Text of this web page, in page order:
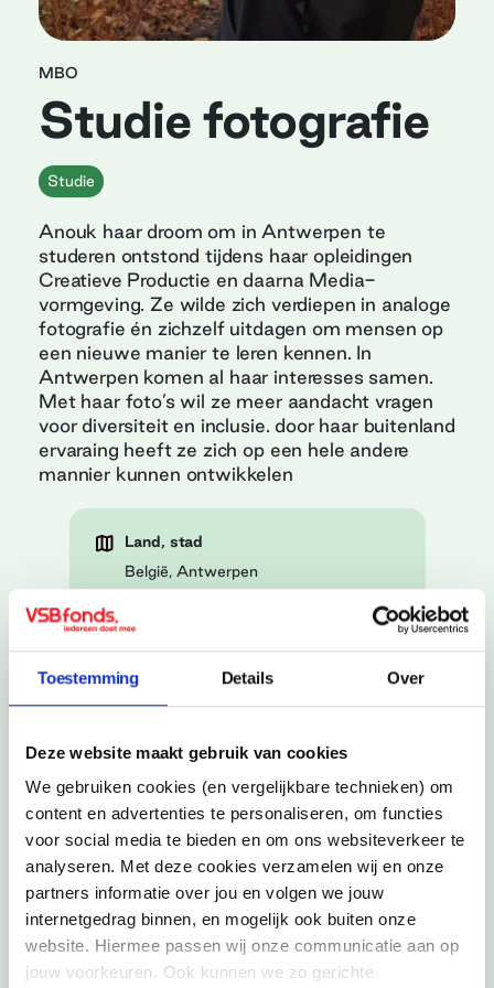
Toestemming Details Over
Deze website maakt gebruik van cookies
We gebruiken cookies (en vergelijkbare technieken) om
content en advertenties te personaliseren, om functies
voor social media te bieden en om ons websiteverkeer te
analyseren. Met deze cookies verzamelen wij en onze
partners informatie over jou en volgen we jouw
internetgedrag binnen, en mogelijk ook buiten onze
website. Hiermee passen wij onze communicatie aan op
jouw voorkeuren. Ook kunnen we zo gerichte
MBO
Studie fotografie
Studie
Anouk haar droom om in Antwerpen te
studeren ontstond tijdens haar opleidingen
Creatieve Productie en daarna Media-
vormgeving. Ze wilde zich verdiepen in analoge
fotografie én zichzelf uitdagen om mensen op
een nieuwe manier te leren kennen. In
Antwerpen komen al haar interesses samen.
Met haar foto’s wil ze meer aandacht vragen
voor diversiteit en inclusie. door haar buitenland
ervaraing heeft ze zich op een hele andere
mannier kunnen ontwikkelen
Land, stad
België, Antwerpen
Studie fotografie
Jaar
2024
Om deze video te bekijken dien je marketing
cookies te accepteren.
Cookie-instellingen wijzigen
Neem een kijkje in het buitenlandavontuur van
Anouk!
Schrijf je in voor onze
nieuwsbrief